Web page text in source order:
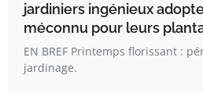
jardiniers ingénieux
méconnu pour leurs
EN BREF Printemps florissant :
jardinage.